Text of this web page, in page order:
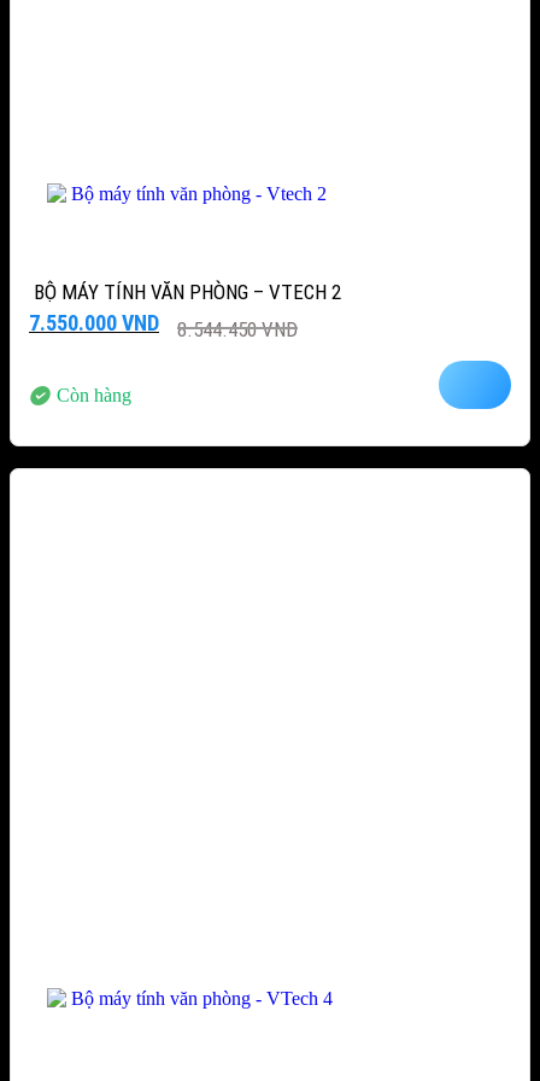
BỘ MÁY TÍNH VĂN PHÒNG – VTECH 2
8.544.450VND
Giá
8.544.450 VND.
7.550.000VND
Giá
là: Còn hàng